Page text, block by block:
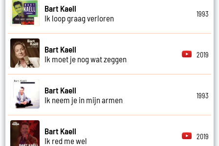
Bart Kaell
Ik loop graag verloren
1993
Bart Kaell
Ik moet je nog wat zeggen
2019
Bart Kaell
Ik neem je in mijn armen
1993
Bart Kaell
Ik red me wel
2019